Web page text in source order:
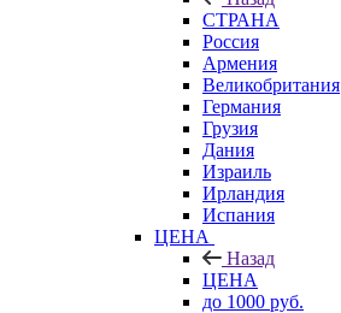
СТРАНА
Россия
Армения
Великобритания
Германия
Грузия
Дания
Израиль
Ирландия
Испания
ЦЕНА
Назад
ЦЕНА
до 1000 руб.